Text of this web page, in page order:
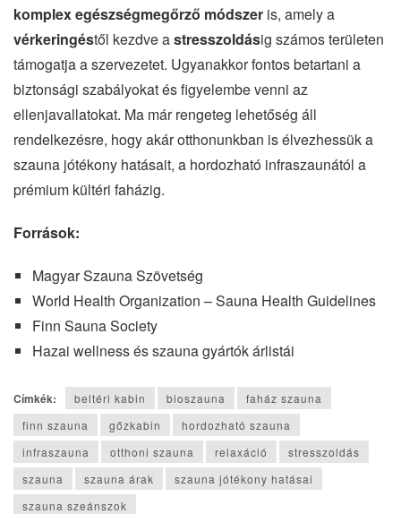
komplex egészségmegőrző módszer is, amely a
vérkeringéstől kezdve astresszoldásig számos területen
támogatja a szervezetet. Ugyanakkor fontos betartani a
biztonsági szabályokat és figyelembe venni az
ellenjavallatokat. Ma már rengeteg lehetőség áll
rendelkezésre, hogy akár otthonunkban is élvezhessük a
szauna jótékony hatásait, a hordozható infraszaunától a
prémium kültéri faházig.
Források:
Magyar Szauna Szövetség
World Health Organization – Sauna Health Guidelines
Finn Sauna Society
Hazai wellness és szauna gyártók árlistái
Címkék: beltéri kabin bioszauna
faház szauna
finn szauna
gőzkabin
hordozható szauna
infraszauna
otthoni szauna relaxáció
stresszoldás
szauna
szauna árak
szauna jótékony hatásai
szauna szeánszok